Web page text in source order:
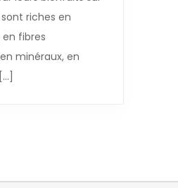
riches en
fibres
minéraux, en